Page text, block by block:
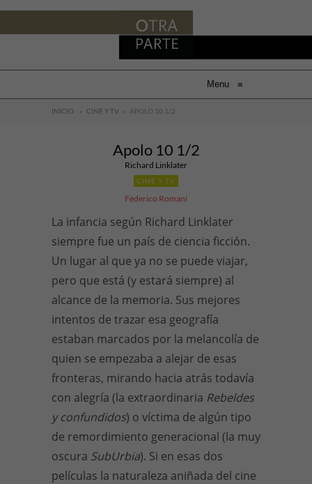
Menu ≡
INICIO » CINE Y TV » APOLO 10 1/2
Apolo 10 1/2
Richard Linklater
CINE Y TV
Federico Romani
La infancia según Richard Linklater
siempre fue un país de ciencia ficción.
Un lugar al que ya no se puede viajar,
pero que está (y estará siempre) al
alcance de la memoria. Sus mejores
intentos de trazar esa geografía
estaban marcados por la melancolía de
quien se empezaba a alejar de esas
fronteras, mirando hacia atrás todavía
con alegría (la extraordinaria Rebeldes
y confundidos) o víctima de algún tipo
de remordimiento generacional (la muy
oscura SubUrbia). Si en esas dos
películas la naturaleza aniñada del cine